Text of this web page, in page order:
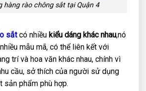
hàng rào chông sắt tại Quận 4
sắtcó nhiều kiểu dáng khác nhau,nó
mẫu mã, có thể liên kết với
trí và hoa văn khác nhau, chính vì
cầu, sở thích của người sử dụng
sản phẩm phù hợp.